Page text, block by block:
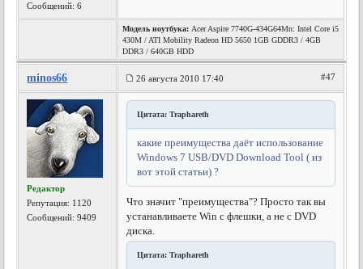
Сообщений: 6
Модель ноутбука: Acer Aspire 7740G-434G64Mn: Intel Core i5
430M / ATI Mobility Radeon HD 5650 1GB GDDR3 / 4GB
DDR3 / 640GB HDD
minos66 26 августа 2010 17:40 #47
Редактор
Репутация: 1120
Сообщений: 9409
Цитата: Traphareth
какие преимущества даёт использование
Windows 7 USB/DVD Download Tool ( из
вот этой статьи) ?
Что значит "преимущества"? Просто так вы
устанавливаете Win с флешки, а не с DVD
диска.
Цитата: Traphareth